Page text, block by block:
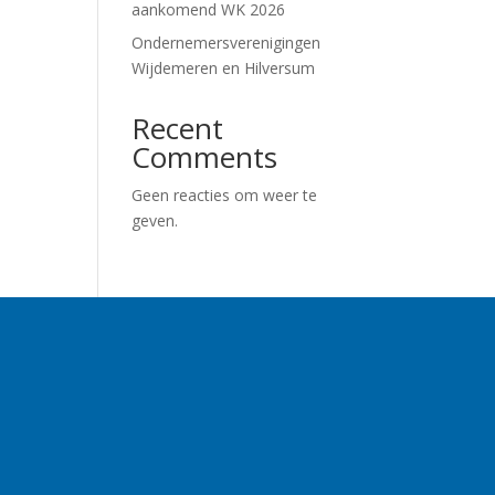
aankomend WK 2026
Ondernemersverenigingen
Wijdemeren en Hilversum
Recent
Comments
Geen reacties om weer te
geven.